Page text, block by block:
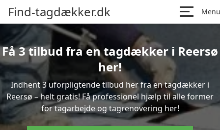
Find-tagdækker.dk Menu
Få 3 tilbud fra en tagdækker i Reersø
her!
Indhent 3 uforpligtende tilbud her fra en tagdækker i
Reersø – helt gratis! Få professionel hjælp til alle former
for tagarbejde og tagrenovering her!